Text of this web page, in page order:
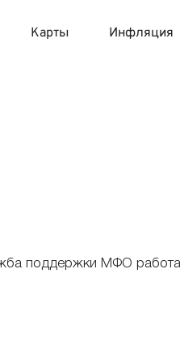
Карты Инфляция
поддержки МФО